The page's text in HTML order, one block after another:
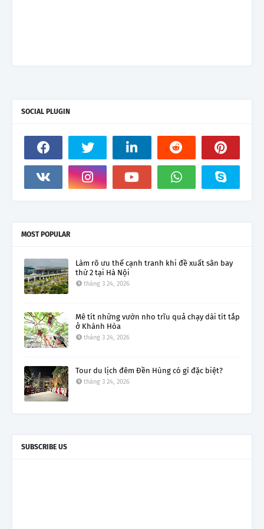
SOCIAL PLUGIN
MOST POPULAR
Làm rõ ưu thế cạnh tranh khi đề xuất sân bay
thứ 2 tại Hà Nội
tháng 3 24, 2026
Mê tít những vườn nho trĩu quả chạy dài tít tắp
ở Khánh Hòa
tháng 3 24, 2026
Tour du lịch đêm Đền Hùng có gì đặc biệt?
tháng 3 24, 2026
SUBSCRIBE US